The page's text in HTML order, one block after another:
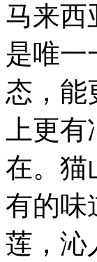
马来西
是唯一
态，能
上更
在。猫
有的味
莲，沁